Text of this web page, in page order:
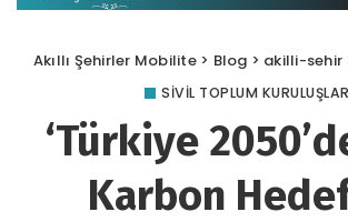
Akıllı Şehirler Mobilite> Blog > akilli-sehir
SİVİL TOPLUM
‘Türkiye
Karbon